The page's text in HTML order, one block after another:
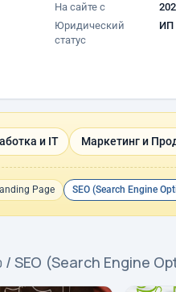
На сайте с
Юридический
статус
ИП
и IT Маркетинг и
Page SEO (Search Engine
/ SEO (Search Engine